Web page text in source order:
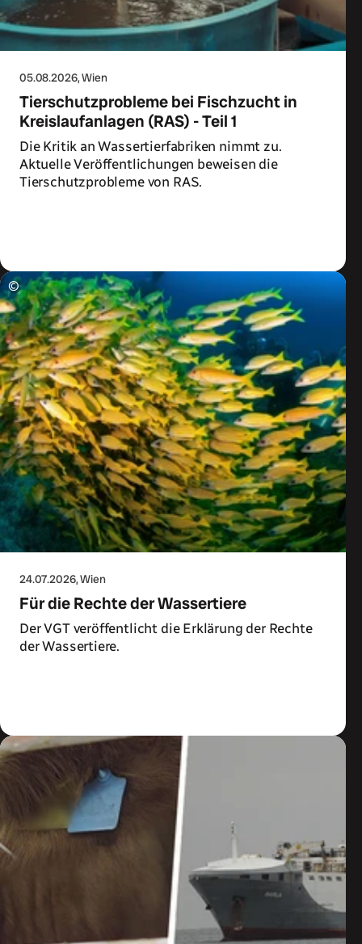
05.08.2026, Wien
Tierschutzprobleme bei Fischzucht in
Kreislaufanlagen (RAS) - Teil 1
Die Kritik an Wassertierfabriken nimmt zu.
Aktuelle Veröffentlichungen beweisen die
Tierschutzprobleme von RAS.
©
24.07.2026, Wien
Für die Rechte der Wassertiere
Der VGT veröffentlicht die Erklärung der Rechte
der Wassertiere.